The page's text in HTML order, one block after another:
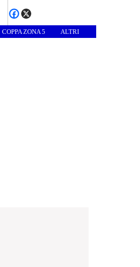
COPPA ZONA 5 ALTRI